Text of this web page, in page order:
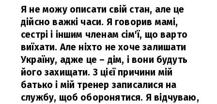
Я не можу описати свій стан, але це
дійсно важкі часи. Я говорив мамі,
сестрі і іншим членам сім'ї, що варто
виїхати. Але ніхто не хоче залишати
Україну, адже це – дім, і вони будуть
його захищати. З цієї причини мій
батько і мій тренер записалися на
службу, щоб оборонятися. Я відчуваю,